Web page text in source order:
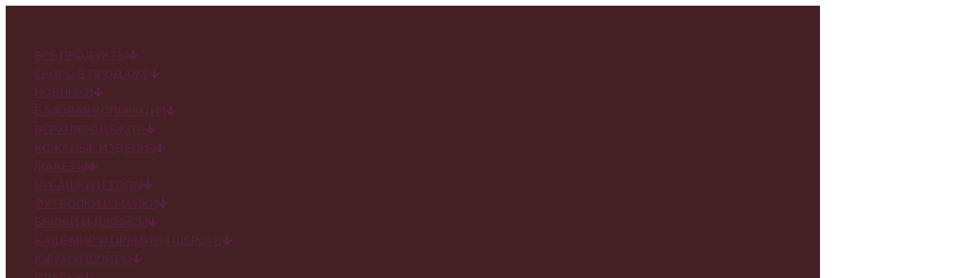
ВСЕ ПРОДУКТЫ
СКОРО В ПРОДАЖЕ
НОВИНКИ
БАЗОВАЯ КОЛЛЕКЦИЯ
ВЕРХНЯЯ ОДЕЖДА
КОЖАНЫЕ ИЗДЕЛИЯ
ЖАКЕТЫ
РУБАШКИ И ТОПЫ
ФУТБОЛКИ И МАЙКИ
БРЮКИ И ДЖИНСЫ
КАШЕМИР И ПРЕМИУМ ШЕРСТЬ
ЮБКИ И ШОРТЫ